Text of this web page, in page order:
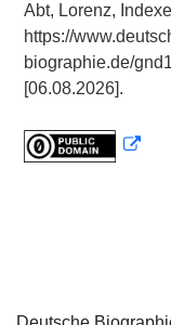
Abt, Lorenz,
https://
biographie.de/
[06.08.2026].